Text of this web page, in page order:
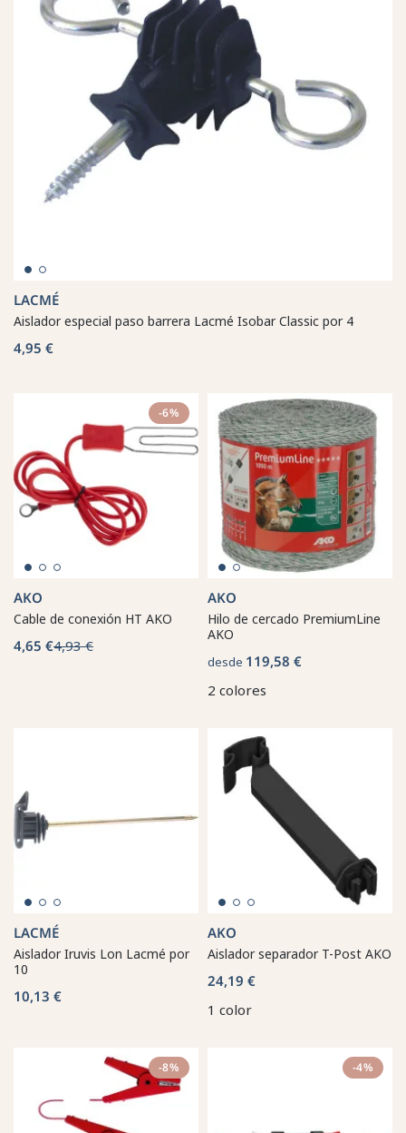
LACMÉ
Aislador especial paso barrera Lacmé Isobar Classic por 4
4,95 €
-6%
AKO
Cable de conexión HT AKO
4,65 €4,93 €
AKO
Hilo de cercado PremiumLine
AKO
desde 119,58 €
2 colores
LACMÉ
Aislador Iruvis Lon Lacmé por
10
10,13 €
AKO
Aislador separador T-Post AKO
24,19 €
1 color
-8% -4%